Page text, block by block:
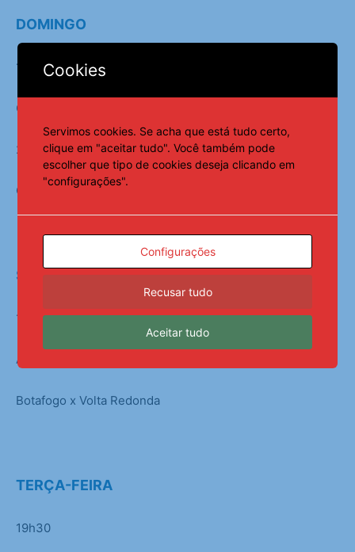
DOMINGO
18h30
Chapecoense x Remo
20h30
Criciúma x Ferroviária
SEGUNDA-FEIRA
19h
Athletic-MG x Avaí21h30
Botafogo x Volta Redonda
TERÇA-FEIRA
19h30
Cookies
Servimos cookies. Se acha que está tudo certo,
clique em "aceitar tudo". Você também pode
escolher que tipo de cookies deseja clicando em
"configurações".
Configurações
Recusar tudo
Aceitar tudo